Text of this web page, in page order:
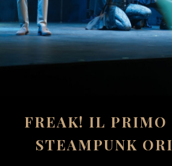
FREAK! IL PRIMO
STEAMPUNK